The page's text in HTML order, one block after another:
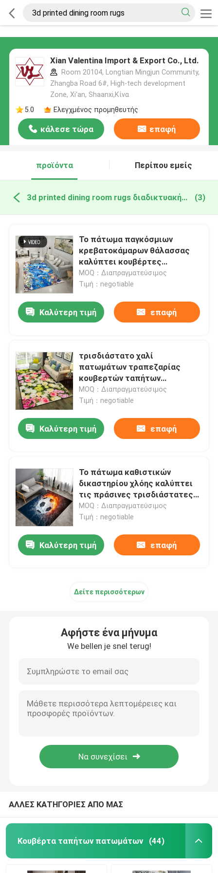
Xian Valentina Import & Export Co., Ltd.
Room 20104, Longtian Mingjun Community,
Zhangba Road 6#, High-tech development
Zone, Xi'an, Shaanxi,Κίνα
5.0
Ελεγχμένος προμηθευτής
κάλεσε τώρα επαφή
προϊόντα Περίπου εμείς
3d printed dining room rugs διαδικτυακή κατασκευή (3)
Το πάτωμα παγκόσμιων
κρεβατοκάμαρων θάλασσας
καλύπτει κουβέρτες
τραπεζαρίας 40*60cm με
τάπητα τις τρισδιάστατες
MOQ：Διαπραγματεύσιμος
Τιμή：negotiable
Καλύτερη τιμή επαφή
τρισδιάστατο χαλί
πατωμάτων τραπεζαρίας
κουβερτών ταπήτων
πατωμάτων βελούδου
κρυστάλλου εκτύπωσης
MOQ：Διαπραγματεύσιμος
Τιμή：negotiable
Καλύτερη τιμή επαφή
Το πάτωμα καθιστικών
δικαστηρίου χλόης καλύπτει
τις πράσινες τρισδιάστατες
τυπωμένες κουβέρτες 1.5*1m
με τάπητα
MOQ：Διαπραγματεύσιμος
Τιμή：negotiable
Καλύτερη τιμή επαφή
Δείτε περισσότερων
Αφήστε ένα μήνυμα
We bellen je snel terug!
ΑΛΛΕΣ ΚΑΤΗΓΟΡΙΕΣ ΑΠΟ ΜΑΣ
Κουβέρτα ταπήτων πατωμάτων (44)